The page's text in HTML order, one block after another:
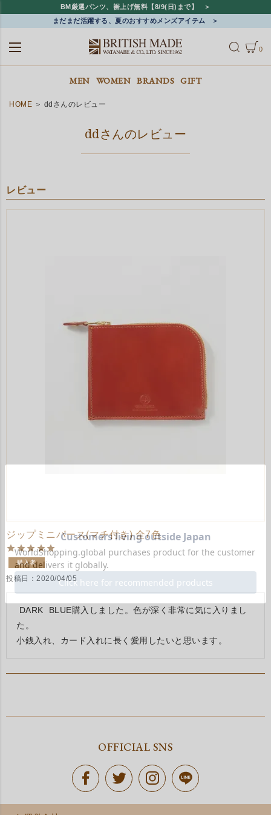
BM厳選パンツ、裾上げ無料【8/9(日)まで】
まだまだ活躍する、夏のおすすめメンズアイテム
0
MEN WOMEN BRANDS GIFT
HOME ddさんのレビュー
ddさんのレビュー
ジップミニパース(マチ付き) 全7色
購入者
投稿日 2020/04/05
た。
小銭入れ、カード入れに長く愛用したいと思います。
OFFICIAL SNS